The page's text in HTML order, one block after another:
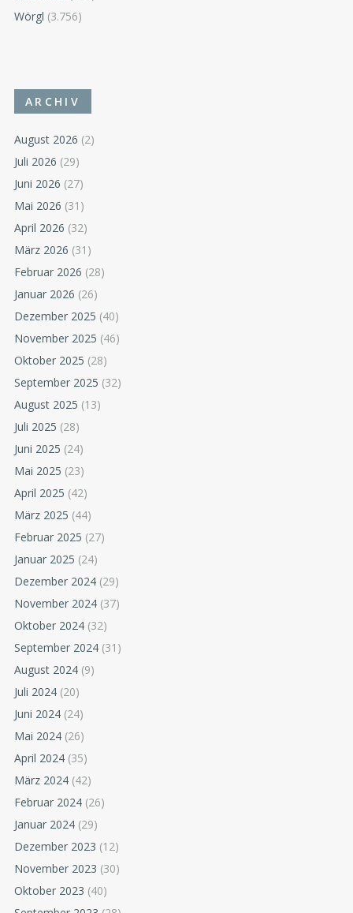
Wörgl (3.756)
ARCHIV
August 2026 (2)
Juli 2026 (29)
Juni 2026 (27)
Mai 2026 (31)
April 2026 (32)
März 2026 (31)
Februar 2026 (28)
Januar 2026 (26)
Dezember 2025 (40)
November 2025 (46)
Oktober 2025 (28)
September 2025 (32)
August 2025 (13)
Juli 2025 (28)
Juni 2025 (24)
Mai 2025 (23)
April 2025 (42)
März 2025 (44)
Februar 2025 (27)
Januar 2025 (24)
Dezember 2024 (29)
November 2024 (37)
Oktober 2024 (32)
September 2024 (31)
August 2024 (9)
Juli 2024 (20)
Juni 2024 (24)
Mai 2024 (26)
April 2024 (35)
März 2024 (42)
Februar 2024 (26)
Januar 2024 (29)
Dezember 2023 (12)
November 2023 (30)
Oktober 2023 (40)